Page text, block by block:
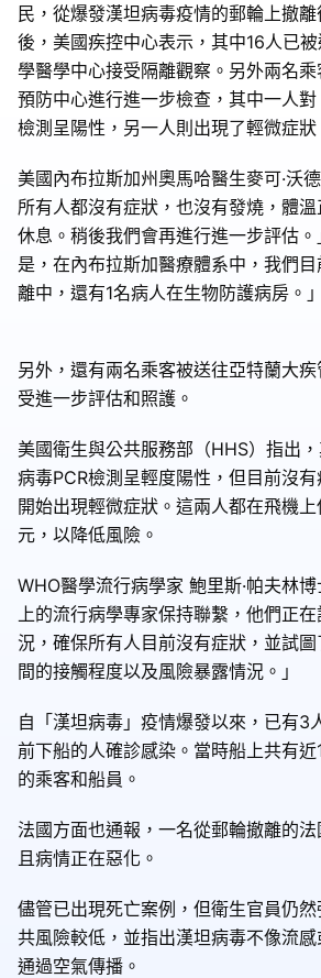
民，從爆發漢坦病毒疫情的郵輪上撤
後，美國疾控中心表示，其中16人已
學醫學中心接受隔離觀察。另外兩名
預防中心進行進一步檢查，其中一人
檢測呈陽性，另一人則出現了輕微症狀
美國內布拉斯加州奧馬哈醫生麥可·沃
所有人都沒有症狀，也沒有發燒，體
休息。稍後我們會再進行進一步評估
是，在內布拉斯加醫療體系中，我們
離中，還有1名病人在生物防護病房。」
另外，還有兩名乘客被送往亞特蘭大
受進一步評估和照護。
美國衛生與公共服務部（HHS）指出
病毒PCR檢測呈輕度陽性，但目前沒
開始出現輕微症狀。這兩人都在飛機
元，以降低風險。
WHO醫學流行病學家 鮑里斯·帕夫林
上的流行病學專家保持聯繫，他們正
況，確保所有人目前沒有症狀，並試
間的接觸程度以及風險暴露情況。」
自「漢坦病毒」疫情爆發以來，已有3
前下船的人確診感染。當時船上共有
的乘客和船員。
法國方面也通報，一名從郵輪撤離的法
且病情正在惡化。
儘管已出現死亡案例，但衛生官員仍
共風險較低，並指出漢坦病毒不像流
通過空氣傳播。